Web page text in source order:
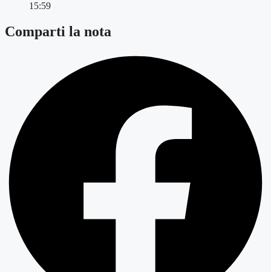
15:59
Comparti la nota